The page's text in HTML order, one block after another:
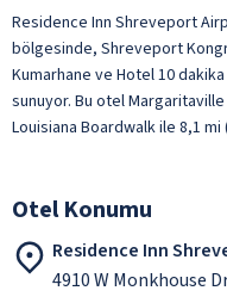
Residence Inn Shreveport
bölgesinde, Shreveport
Kumarhane ve Hotel 10
sunuyor. Bu otel
Louisiana Boardwalk ile 8,1
Otel Konumu
Residence Inn
4910 W Monkhouse